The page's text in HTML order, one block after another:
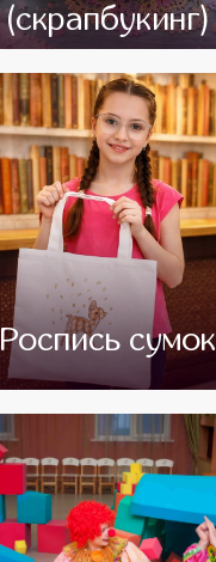
(скрапбукинг)
от 13 000 от 1
Роспись сумок
от 13 000 от 1